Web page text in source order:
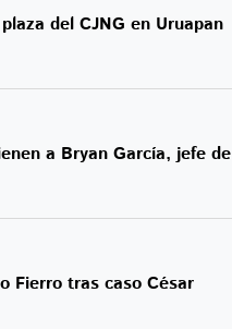
del CJNG en Uruapan
a Bryan García, jefe de
Fierro tras caso César